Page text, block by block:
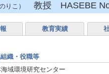
りこ） 教授 HASEBE
教育実績
織・役職等
域環境研究センター